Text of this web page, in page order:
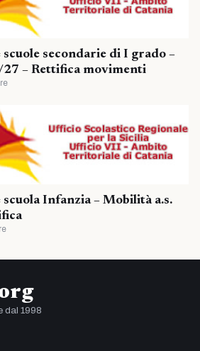
secondarie di I grado –
27 – Rettifica movimenti
Infanzia – Mobilità a.s.
dal 1998